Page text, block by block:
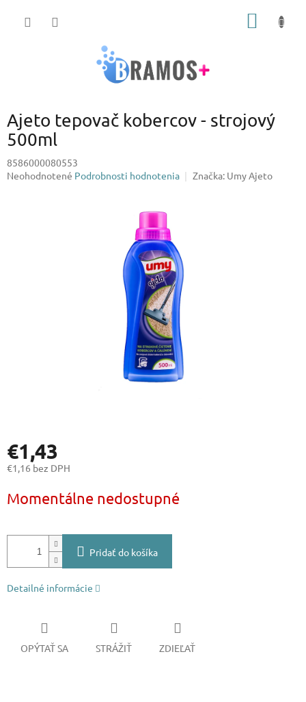
Ajeto tepovač kobercov - strojový
500ml
8586000080553
Priemerné
Neohodnotené Podrobnosti hodnotenia Značka: Umy Ajeto
€1,43
€1,16 bez DPH
cena:
Momentálne nedostupné
Pridať do košíka
Detailné informácie
OPÝTAŤ SA STRÁŽIŤ ZDIEĽAŤ